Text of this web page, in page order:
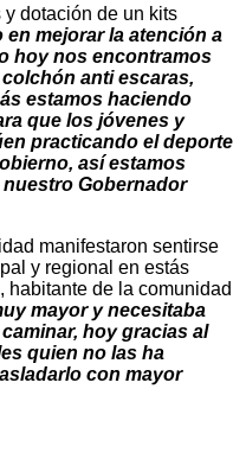
dotación de un kits
en mejorar la atención a
hoy nos encontramos
anti escaras,
estamos haciendo
que los jóvenes y
practicando el deporte
así estamos
Gobernador
manifestaron sentirse
y regional en estás
de la comunidad
mayor y necesitaba
hoy gracias al
quien no las ha
con mayor